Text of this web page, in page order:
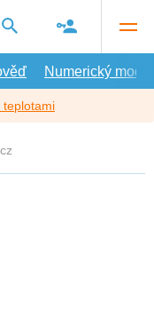
Numerický model
teplotami